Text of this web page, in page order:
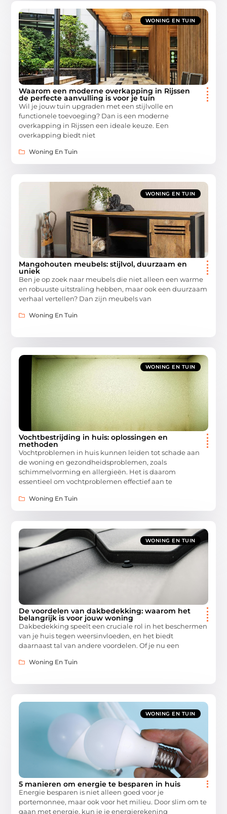
WONING EN TUIN
Waarom een moderne overkapping in Rijssen
de perfecte aanvulling is voor je tuin
Wil je jouw tuin upgraden met een stijlvolle en
functionele toevoeging? Dan is een moderne
overkapping in Rijssen een ideale keuze. Een
overkapping biedt niet
Woning En Tuin
WONING EN TUIN
Mangohouten meubels: stijlvol, duurzaam en
uniek
Ben je op zoek naar meubels die niet alleen een warme
en robuuste uitstraling hebben, maar ook een duurzaam
verhaal vertellen? Dan zijn meubels van
Woning En Tuin
WONING EN TUIN
Vochtbestrijding in huis: oplossingen en
methoden
Vochtproblemen in huis kunnen leiden tot schade aan
de woning en gezondheidsproblemen, zoals
schimmelvorming en allergieën. Het is daarom
essentieel om vochtproblemen effectief aan te
Woning En Tuin
WONING EN TUIN
De voordelen van dakbedekking: waarom het
belangrijk is voor jouw woning
Dakbedekking speelt een cruciale rol in het beschermen
van je huis tegen weersinvloeden, en het biedt
daarnaast tal van andere voordelen. Of je nu een
Woning En Tuin
WONING EN TUIN
5 manieren om energie te besparen in huis
Energie besparen is niet alleen goed voor je
portemonnee, maar ook voor het milieu. Door slim om te
gaan met energie, kun je je energierekening